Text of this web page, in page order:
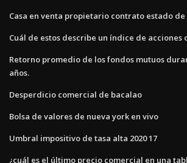
Casa en venta propietario contrato estado
Cuál de estos describe un índice de acciones
Retorno promedio de los fondos mutuos
años.
Desperdicio comercial de bacalao
Bolsa de valores de nueva york en vivo
Umbral impositivo de tasa alta 2020 17
¿cuál es el último precio comercial en una